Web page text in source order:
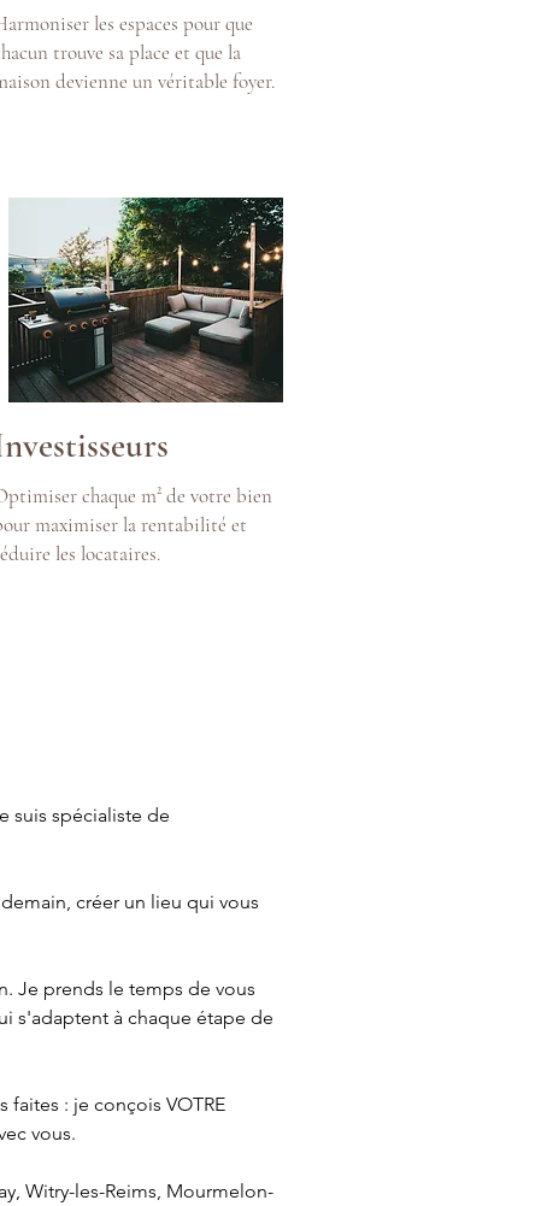
les espaces pour que
trouve sa place et que la
devienne un véritable foyer.
chaque m² de votre bien
maximiser la rentabilité et
les locataires.
suis spécialiste de
créer un lieu qui vous
Je prends le temps de vous
s'adaptent à chaque étape de
: je conçois VOTRE
vous.
Witry-les-Reims, Mourmelon-